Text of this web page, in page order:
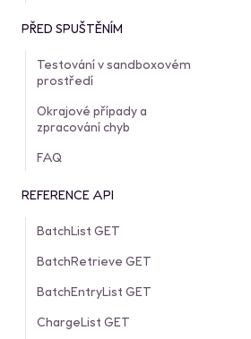
PŘED SPUŠTĚNÍM
Testování v sandboxovém
prostředí
Okrajové případy a
zpracování chyb
FAQ
REFERENCE API
BatchList GET
BatchRetrieve GET
BatchEntryList GET
ChargeList GET